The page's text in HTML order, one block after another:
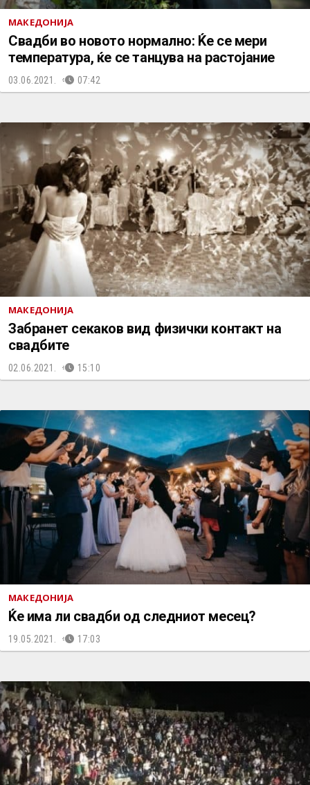
МАКЕДОНИЈА
Свадби во новото нормално: Ќе се мери
температура, ќе се танцува на растојание
03.06.2021. 07:42
МАКЕДОНИЈА
Забранет секаков вид физички контакт на
свадбите
02.06.2021. 15:10
МАКЕДОНИЈА
Ќе има ли свадби од следниот месец?
19.05.2021. 17:03